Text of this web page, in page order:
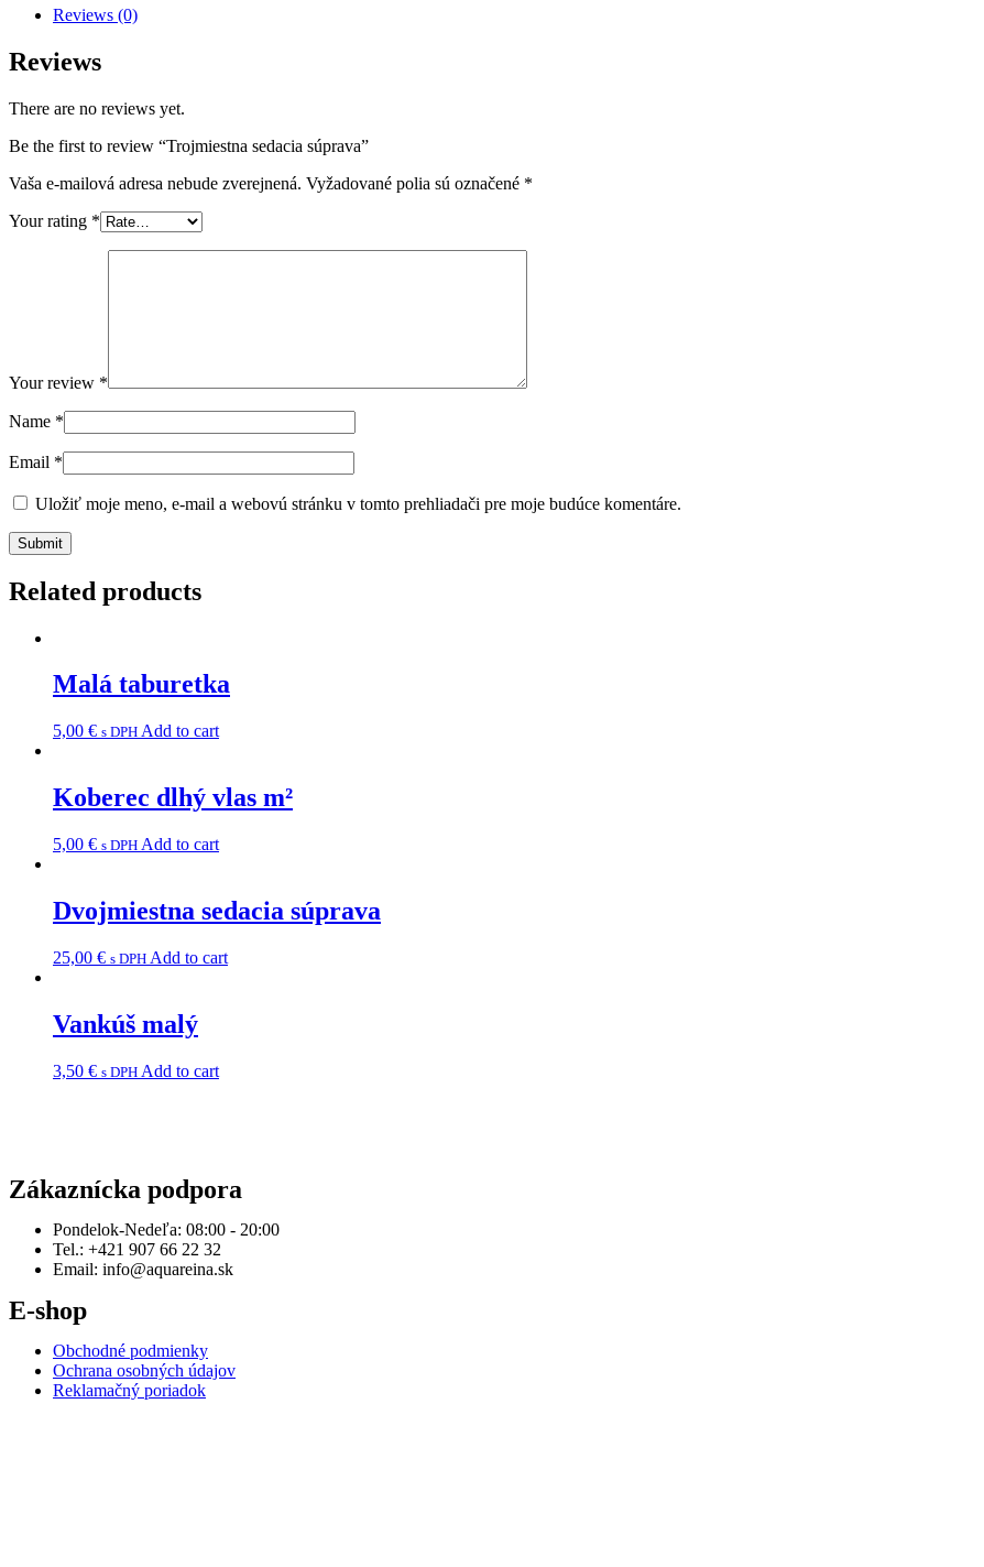
Reviews (0)
Reviews
There are no reviews yet.
Be the first to review “Trojmiestna sedacia súprava”
Vaša e-mailová adresa nebude zverejnená. Vyžadované polia sú označené *
Your rating *
Your review *
Name *
Email *
Uložiť moje meno, e-mail a webovú stránku v tomto prehliadači pre moje budúce komentáre.
Related products
Malá taburetka
5,00 € s DPH Add to cart
Koberec dlhý vlas m²
5,00 € s DPH Add to cart
Dvojmiestna sedacia súprava
25,00 € s DPH Add to cart
Vankúš malý
3,50 € s DPH Add to cart
Zákaznícka podpora
Pondelok-Nedeľa: 08:00 - 20:00
Tel.: +421 907 66 22 32
Email: info@aquareina.sk
E-shop
Obchodné podmienky
Ochrana osobných údajov
Reklamačný poriadok